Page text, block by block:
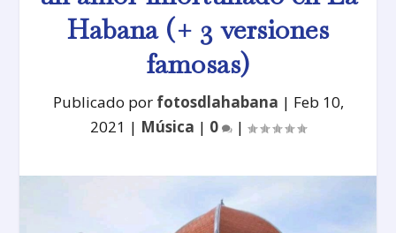
Habana (+ 3 versiones
famosas)
Publicado por fotosdlahabana | Feb 10,
2021 | Música | 0 |